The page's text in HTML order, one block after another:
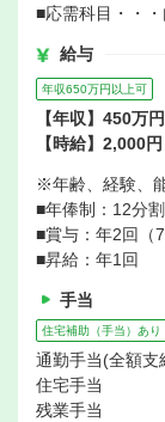
■応需科目・・
給与
年収650万円以上可
【年収】450万
【時給】2,000
※年齢、経験、
■年俸制：12分
■賞与：年2回（7
■昇給：年1回
手当
住宅補助（手当）あり
通勤手当(全額支
住宅手当
残業手当